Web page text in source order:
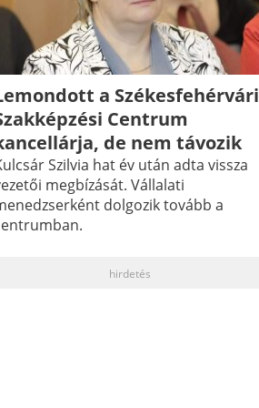
a Székesfehérvári
Centrum
de nem távozik
Szilvia hat év után adta vissza
megbízását. Vállalati
dolgozik tovább a
hirdetés